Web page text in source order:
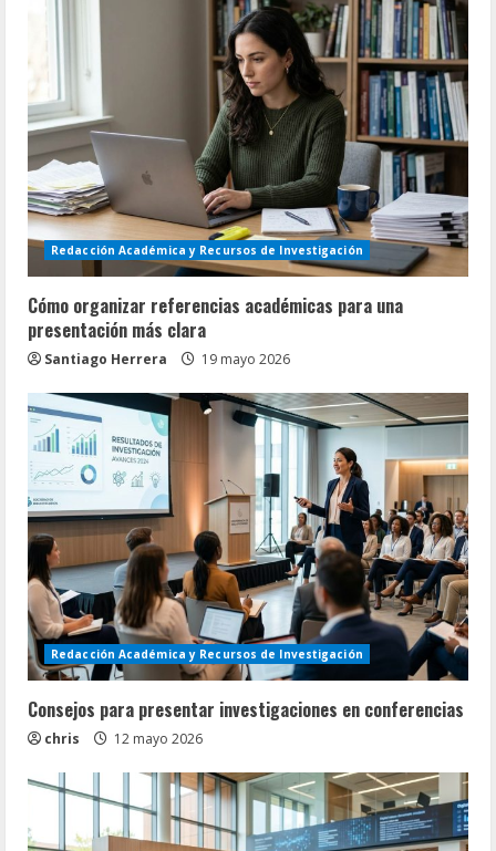
Redacción Académica y Recursos de Investigación
Cómo organizar referencias académicas para una
presentación más clara
Santiago Herrera 19 mayo 2026
Redacción Académica y Recursos de Investigación
Consejos para presentar investigaciones en conferencias
chris 12 mayo 2026